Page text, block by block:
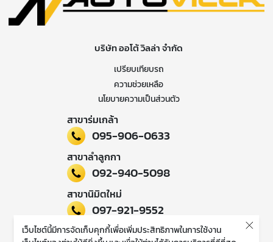
บริษัท ออโต้ วิลล่า จำกัด
เปรียบเทียบรถ
ความช่วยเหลือ
นโยบายความเป็นส่วนตัว
สาขาร่มเกล้า
095-906-0633
สาขาลำลูกกา
092-940-5098
สาขานิมิตใหม่
097-921-9552
เว็บไซต์นี้มีการจัดเก็บคุกกี้เพื่อเพิ่มประสิทธิภาพในการใช้งาน